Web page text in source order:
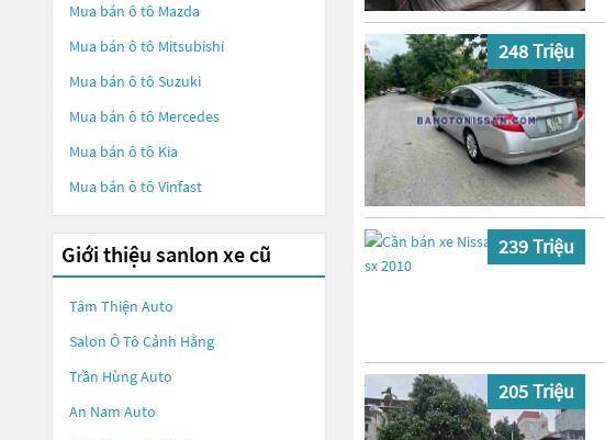
248 Triệu
239 Triệu
205 Triệu
Mua bán ô tô Mazda
Mua bán ô tô Mitsubishi
Mua bán ô tô Suzuki
Mua bán ô tô Mercedes
Mua bán ô tô Kia
Mua bán ô tô Vinfast
Giới thiệu sanlon xe cũ
Tâm Thiện Auto
Salon Ô Tô Cảnh Hằng
Trần Hùng Auto
An Nam Auto